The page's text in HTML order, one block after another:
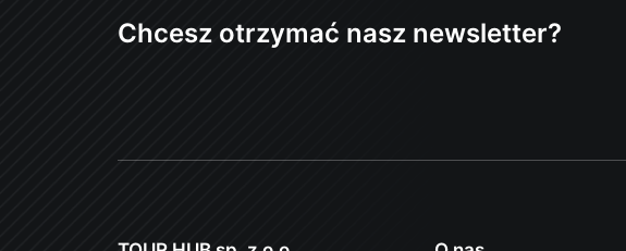
Chcesz otrzymać nasz newsletter?